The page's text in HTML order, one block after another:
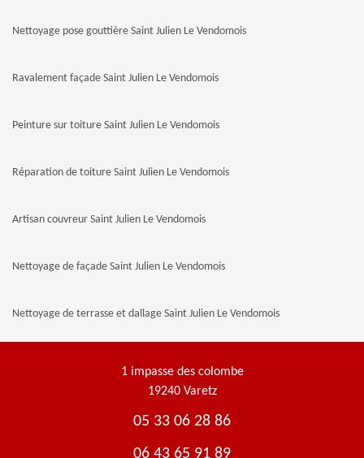
Nettoyage pose gouttière Saint Julien Le Vendomois
Ravalement façade Saint Julien Le Vendomois
Peinture sur toiture Saint Julien Le Vendomois
Réparation de toiture Saint Julien Le Vendomois
Artisan couvreur Saint Julien Le Vendomois
Nettoyage de façade Saint Julien Le Vendomois
Nettoyage de terrasse et dallage Saint Julien Le Vendomois
1 impasse des colombe
19240 Varetz
05 33 06 28 86
06 43 65 91 89